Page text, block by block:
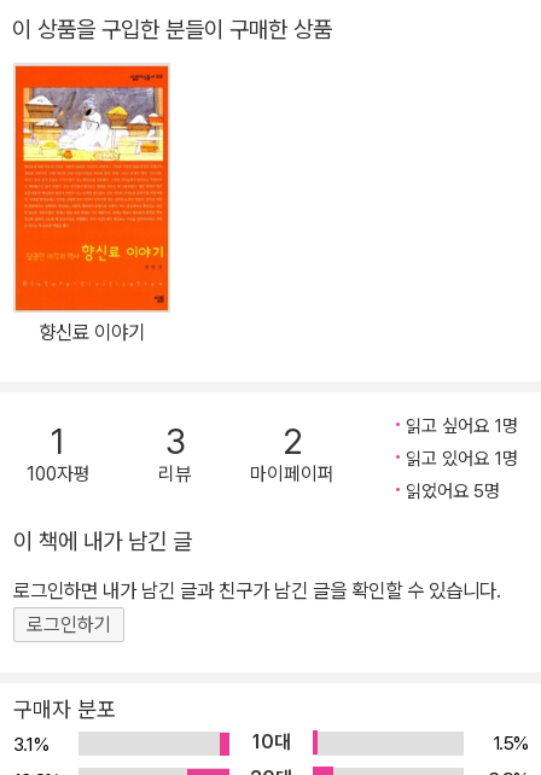
이 일상적인 행위이면서도 가장 기본적인 문화활동이며 역사적 산물
이라는 것을 보여주는 글을 쓰는 일에 관심이 많다. 그래서 《향신료
이야기》《초콜릿 이야기》《왜 그 음식은 먹지 않을까》《프랑스 요리의
세계》《세상을 바꾼 맛》 등의 책을 썼다. 최근에는 맛있는 음식을 만
들고 먹기를 좋아하는 데 그치지 않고 자연의 산물이자 생명체인 먹
거리와 인간이 조화롭게 공존할 수 있는가에 관심이 많다. 그래서 ‘맛
있다’라는 의미의 외연을 확장할 필요가 있다는 생각과 더불어 무엇
을 어떻게 먹어야 하는지에 대한 생각을 발전시키려고 한다.
이 상품을 구입한 분들이 구매한 상품
향신료 이야기
1
100자평
3
리뷰
2
마이페이퍼
읽고 싶어요 1명
읽고 있어요 1명
읽었어요 5명
이 책에 내가 남긴 글
로그인하면 내가 남긴 글과 친구가 남긴 글을 확인할 수 있습니다.
로그인하기
구매자 분포
3.1% 10대
1.5%